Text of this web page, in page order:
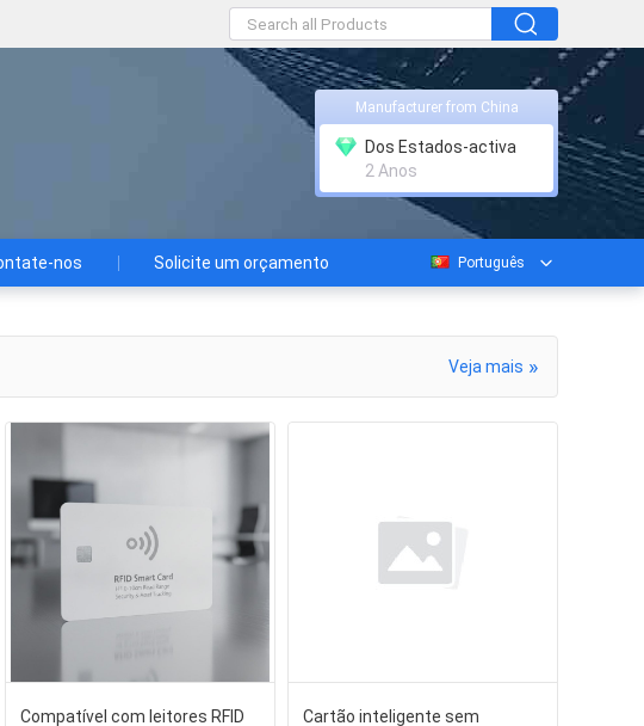
Manufacturer from China
Dos Estados-activa
2 Anos
nos Solicite um orçamento Português
Veja mais »
Compatível com leitores RFID
Cartão inteligente sem